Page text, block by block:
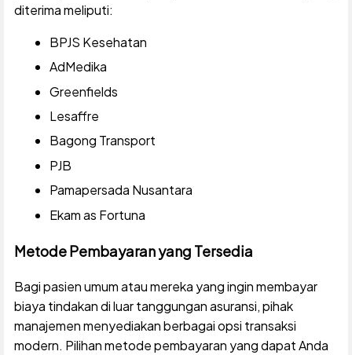
diterima meliputi:
BPJS Kesehatan
AdMedika
Greenfields
Lesaffre
Bagong Transport
PJB
Pamapersada Nusantara
Ekam as Fortuna
Metode Pembayaran yang Tersedia
Bagi pasien umum atau mereka yang ingin membayar
biaya tindakan di luar tanggungan asuransi, pihak
manajemen menyediakan berbagai opsi transaksi
modern. Pilihan metode pembayaran yang dapat Anda